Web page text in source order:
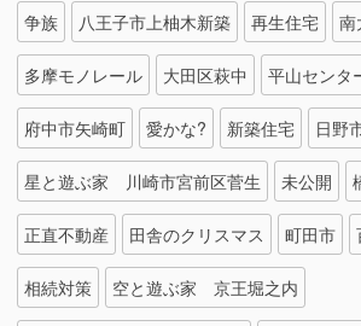
争族 八王子市上柚木新築 再生住宅 南
多摩モノレール 大田区萩中 平山センタ
府中市矢崎町 愛かな? 新築住宅 日野
星と遊ぶ家 川崎市宮前区菅生 未公開
正直不動産 田舎のクリスマス 町田市
相続対策 空と遊ぶ家 京王堀之内